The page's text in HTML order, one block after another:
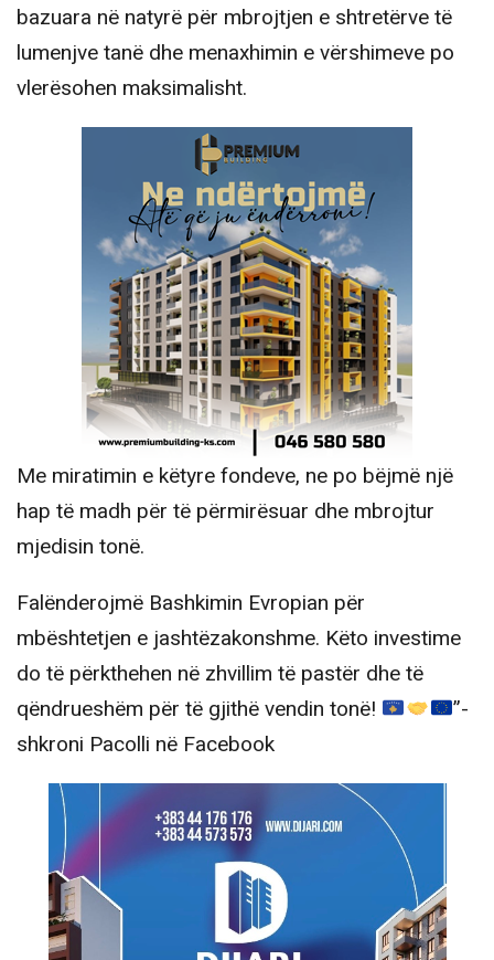
bazuara në natyrë për mbrojtjen e shtretërve të
lumenjve tanë dhe menaxhimin e vërshimeve po
vlerësohen maksimalisht.
Me miratimin e këtyre fondeve, ne po bëjmë një
hap të madh për të përmirësuar dhe mbrojtur
mjedisin tonë.
Falënderojmë Bashkimin Evropian për
mbështetjen e jashtëzakonshme. Këto investime
do të përkthehen në zhvillim të pastër dhe të
qëndrueshëm për të gjithë vendin tonë!
”-
shkroni Pacolli në Facebook